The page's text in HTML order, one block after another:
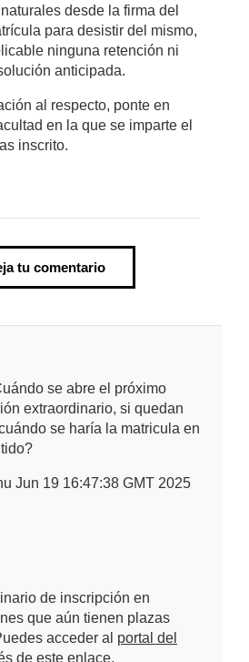
desde la firma del
para desistir del mismo,
ninguna retención ni
anticipada.
al respecto, ponte en
en la que se imparte el
inscrito.
tu comentario
se abre el próximo
extraordinario, si quedan
se haría la matricula en
Jun 19 16:47:38 GMT 2025
de inscripción en
que aún tienen plazas
acceder al portal del
de este enlace.